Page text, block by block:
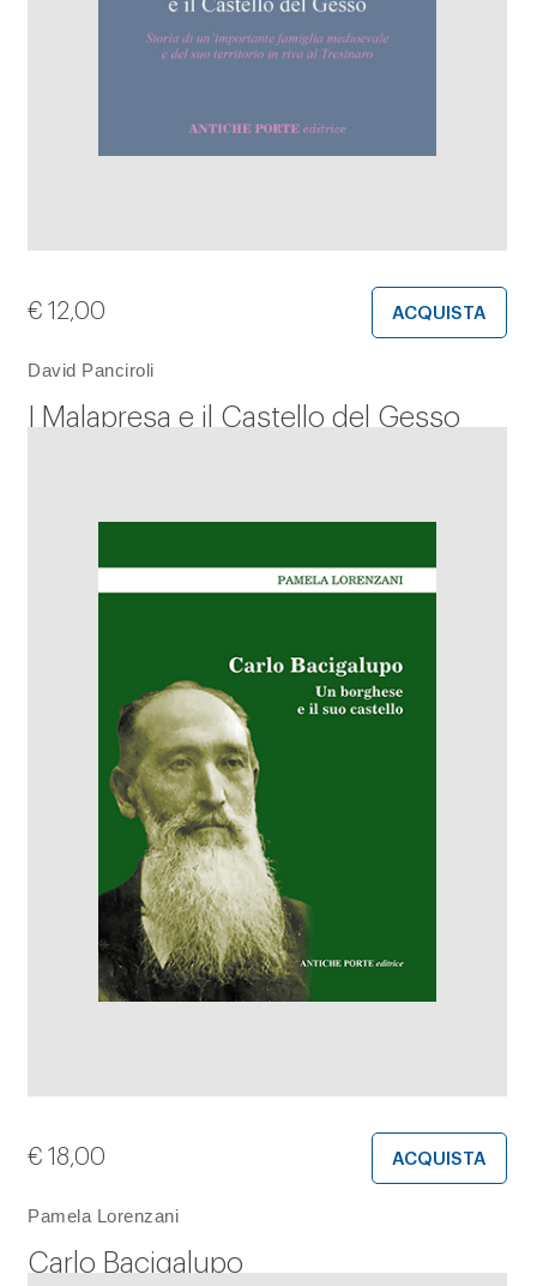
David Panciroli
I Malapresa e il Castello del Gesso
€ 12,00 ACQUISTA
Pamela Lorenzani
Carlo Bacigalupo
€ 18,00 ACQUISTA